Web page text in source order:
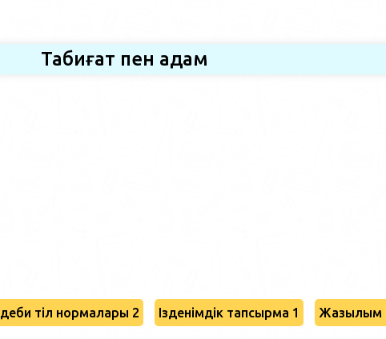
Табиғат пен адам
тіл нормалары 2 Ізденімдік тапсырма 1 Жазылым